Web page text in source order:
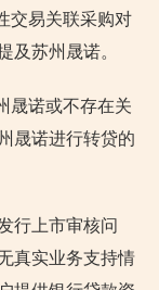
交易关联采购对
及苏州晟诺。
晟诺或不存在关
晟诺进行转贷的
行上市审核问
真实业务支持情